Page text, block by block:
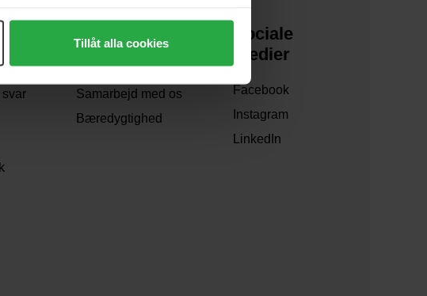
Tillåt alla cookies
Om os
Om os
Samarbejd med os
Bæredygtighed
Sociale
medier
Facebook
Instagram
LinkedIn